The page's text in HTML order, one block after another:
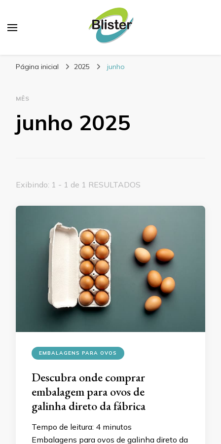
Página inicial 2025 junho
MÊS
junho 2025
Exibindo: 1 - 1 de 1 RESULTADOS
EMBALAGENS PARA OVOS
Descubra onde comprar
embalagem para ovos de
galinha direto da fábrica
Tempo de leitura: 4 minutos
Embalagens para ovos de galinha direto da